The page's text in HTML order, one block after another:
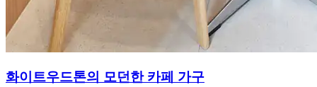
화이트우드톤의 모던한 카페 가구